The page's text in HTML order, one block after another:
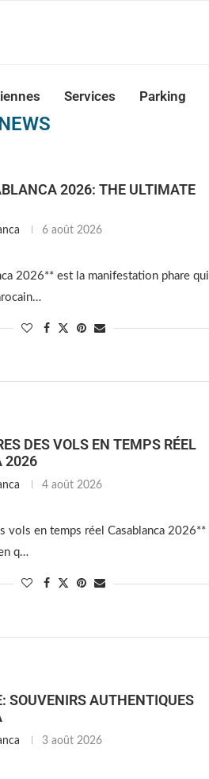
Services Parking
2026: THE ULTIMATE
6 août 2026
2026** est la manifestation phare qui
DES VOLS EN TEMPS RÉEL
2026
4 août 2026
vols en temps réel Casablanca 2026**
q…
SOUVENIRS AUTHENTIQUES
3 août 2026